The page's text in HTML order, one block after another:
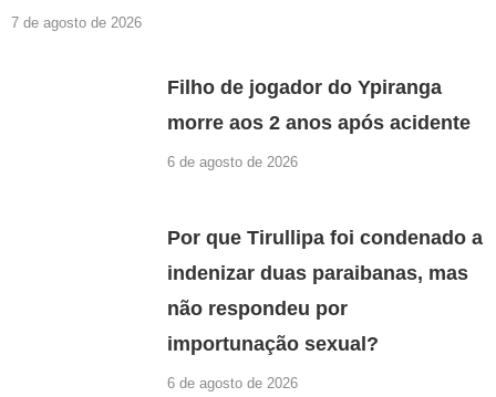
7 de agosto de 2026
Filho de jogador do Ypiranga
morre aos 2 anos após acidente
6 de agosto de 2026
Por que Tirullipa foi condenado a
indenizar duas paraibanas, mas
não respondeu por
importunação sexual?
6 de agosto de 2026